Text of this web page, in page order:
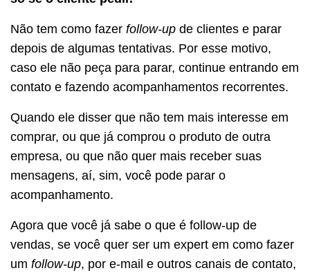
Não tem como fazer follow-up de clientes e parar
depois de algumas tentativas. Por esse motivo,
caso ele não peça para parar, continue entrando em
contato e fazendo acompanhamentos recorrentes.
Quando ele disser que não tem mais interesse em
comprar, ou que já comprou o produto de outra
empresa, ou que não quer mais receber suas
mensagens, aí, sim, você pode parar o
acompanhamento.
Agora que você já sabe o que é follow-up de
vendas, se você quer ser um expert em como fazer
um follow-up, por e-mail e outros canais de contato,